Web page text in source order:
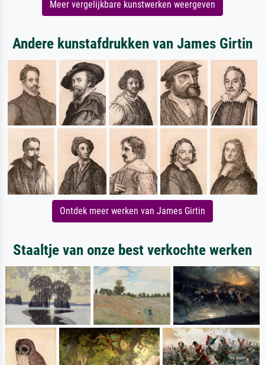
Meer vergelijkbare kunstwerken weergeven
Andere kunstafdrukken van James Girtin
Ontdek meer werken van James Girtin
Staaltje van onze best verkochte werken